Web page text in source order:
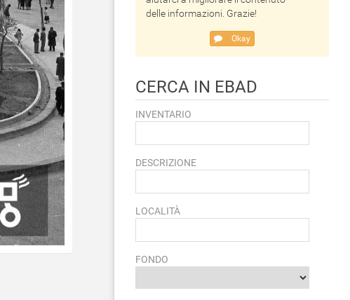
delle informazioni. Grazie!
Okay
CERCA IN EBAD
INVENTARIO
DESCRIZIONE
LOCALITÀ
FONDO